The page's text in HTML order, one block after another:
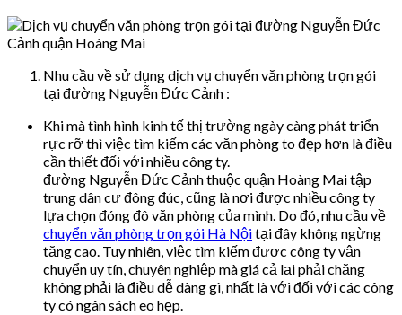
Nhu cầu về sử dụng dịch vụ chuyển văn phòng trọn gói
tại đường Nguyễn Đức Cảnh :
Khi mà tình hình kinh tế thị trường ngày càng phát triển
rực rỡ thì việc tìm kiếm các văn phòng to đẹp hơn là điều
cần thiết đối với nhiều công ty.
đường Nguyễn Đức Cảnh thuộc quận Hoàng Mai tập
trung dân cư đông đúc, cũng là nơi được nhiều công ty
lựa chọn đóng đô văn phòng của mình. Do đó, nhu cầu về
chuyển văn phòng trọn gói Hà Nộitại đây không ngừng
tăng cao. Tuy nhiên, việc tìm kiếm được công ty vận
chuyển uy tín, chuyên nghiệp mà giá cả lại phải chăng
không phải là điều dễ dàng gì, nhất là với đối với các công
ty có ngân sách eo hẹp.